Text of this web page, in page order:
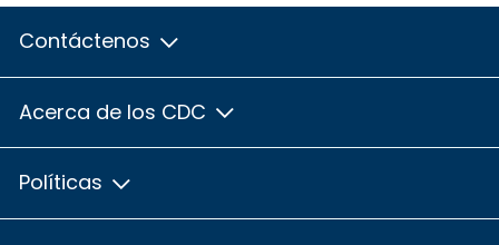
Contáctenos
Acerca de los CDC
Políticas